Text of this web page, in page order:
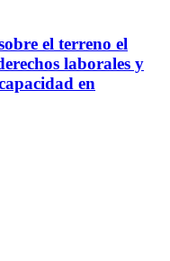
el terreno el
laborales y
en